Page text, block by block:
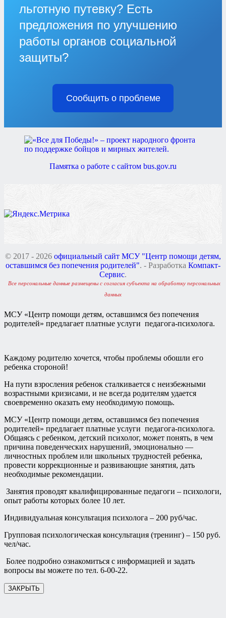
льготную путевку? Есть
предложения по улучшению
работы органов социальной
защиты?
Сообщить о проблеме
Памятка о работе с сайтом bus.gov.ru
© 2017 - 2026 официальный сайт МСУ "Центр помощи детям,
оставшимся без попечения родителей". - Разработка Компакт-
Сервис.
Все персональные данные размещены с согласия субъекта на обработку персональных
данных
МСУ «Центр помощи детям, оставшимся без попечения
родителей» предлагает платные услуги педагога-психолога.
Каждому родителю хочется, чтобы проблемы обошли его
ребенка стороной!
На пути взросления ребенок сталкивается с неизбежными
возрастными кризисами, и не всегда родителям удается
своевременно оказать ему необходимую помощь.
МСУ «Центр помощи детям, оставшимся без попечения
родителей» предлагает платные услуги педагога-психолога.
Общаясь с ребенком, детский психолог, может понять, в чем
причина поведенческих нарушений, эмоционально —
личностных проблем или школьных трудностей ребенка,
провести коррекционные и развивающие занятия, дать
необходимые рекомендации.
Занятия проводят квалифицированные педагоги – психологи,
опыт работы которых более 10 лет.
Индивидуальная консультация психолога – 200 руб/час.
Групповая психологическая консультация (тренинг) – 150 руб.
чел/час.
Более подробно ознакомиться с информацией и задать
вопросы вы можете по тел. 6-00-22.
ЗАКРЫТЬ